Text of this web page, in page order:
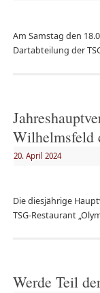
Am Samstag den
Dartabteilung der
Wilhelmsfeld
20. April 2024
Die diesjährige
TSG-Restaurant
Werde Teil